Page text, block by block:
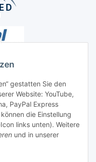
gestatten Sie den
Website: YouTube,
PayPal Express
die Einstellung
links unten). Weitere
und in unserer